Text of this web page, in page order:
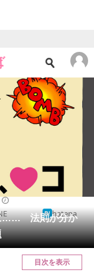
…… 法則が分か
hatena
目次を表示